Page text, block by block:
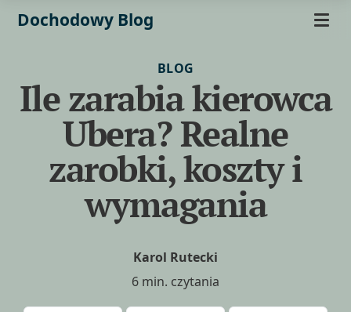
Dochodowy Blog
BLOG
Ile zarabia kierowca
Ubera? Realne
zarobki, koszty i
wymagania
Karol Rutecki
6 min. czytania